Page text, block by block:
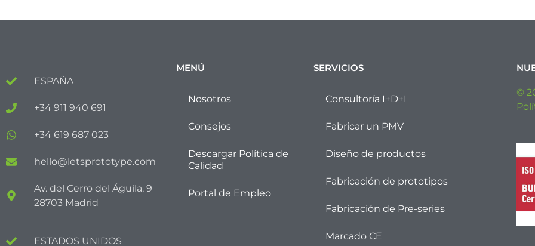
ESPAÑA
+34 911 940 691
+34 619 687 023
hello@letsprototype.com
Av. del Cerro del Águila, 9
28703 Madrid
ESTADOS UNIDOS
MENÚ
Nosotros
Consejos
Descargar Política de
Calidad
Portal de Empleo
SERVICIOS
Consultoría I+D+I
Fabricar un PMV
Diseño de productos
Fabricación de prototipos
Fabricación de Pre-series
Marcado CE
©